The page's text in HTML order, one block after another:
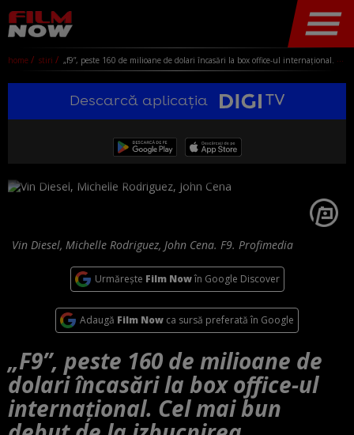
home stiri „f9”, peste 160 de milioane de dolari încasări la box office-ul internațional. cel mai bun debut de la izbucnirea pandemiei
Descarcă aplicația
Vin Diesel, Michelle Rodriguez, John Cena. F9. Profimedia
Urmărește Film Nowîn Google Discover
Adaugă Film Now ca sursă preferată în Google
„F9”, peste 160 de milioane de
dolari încasări la box office-ul
internațional. Cel mai bun